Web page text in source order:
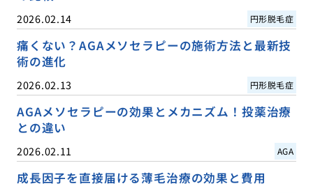
2026.02.14 円形脱毛症
痛くない？AGAメソセラピーの施術方法と最新技
術の進化
2026.02.13 円形脱毛症
AGAメソセラピーの効果とメカニズム！投薬治療
との違い
2026.02.11 AGA
成長因子を直接届ける薄毛治療の効果と費用